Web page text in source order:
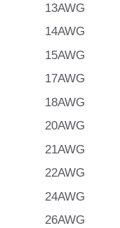
13AWG
14AWG
15AWG
17AWG
18AWG
20AWG
21AWG
22AWG
24AWG
26AWG